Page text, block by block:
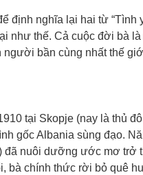
định nghĩa lại hai từ “Tình
như thế. Cả cuộc đời bà là
người bần cùng nhất thế
tại Skopje (nay là thủ
gốc Albania sùng đạo.
đã nuôi dưỡng ước mơ trở
bà chính thức rời bỏ quê